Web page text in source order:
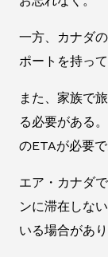
一方、カナダ
ポートを持っ
また、家族で
る必要がある
のETAが必要で
エア・カナダ
ンに滞在しな
いる場合があ